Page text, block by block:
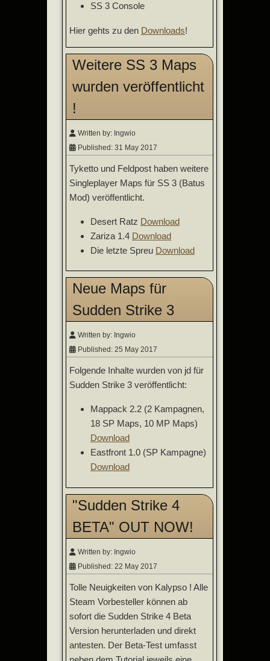
SS 3 Console
Hier gehts zu den Downloads!
Weitere SS 3 Maps
wurden veröffentlicht
!
Written by: Ingwio
Published: 31 May 2017
Tyketto und Feldpost haben weitere
Singleplayer Maps für SS 3 (Batus
Mod) veröffentlicht.
Desert Ratz Download
Zariza 1.4 Download
Die letzte Spreu Download
Neue Maps für
Sudden Strike 3
Written by: Ingwio
Published: 25 May 2017
Folgende Inhalte wurden von jd für
Sudden Strike 3 veröffentlicht:
Mappack 2.2 (2 Kampagnen,
18 SP Maps, 10 MP Maps)
Download
Eastfront 1.0 (SP Kampagne)
Download
"Sudden Strike 4
BETA" OUT NOW!
Written by: Ingwio
Published: 22 May 2017
Tolle Neuigkeiten von Kalypso ! Alle
Steam Vorbesteller können ab
sofort die Sudden Strike 4 Beta
Version herunterladen und direkt
antesten. Der Beta-Test umfasst